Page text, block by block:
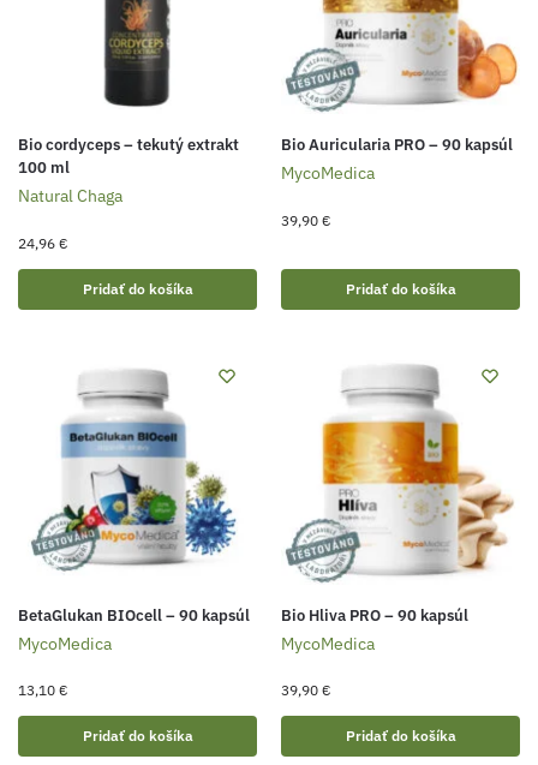
Bio cordyceps – tekutý extrakt
100 ml
Natural Chaga
24,96 €
Pridať do košíka
Bio Auricularia PRO – 90 kapsúl
MycoMedica
39,90 €
Pridať do košíka
BetaGlukan BIOcell – 90 kapsúl
MycoMedica
13,10 €
Pridať do košíka
Bio Hliva PRO – 90 kapsúl
MycoMedica
39,90 €
Pridať do košíka